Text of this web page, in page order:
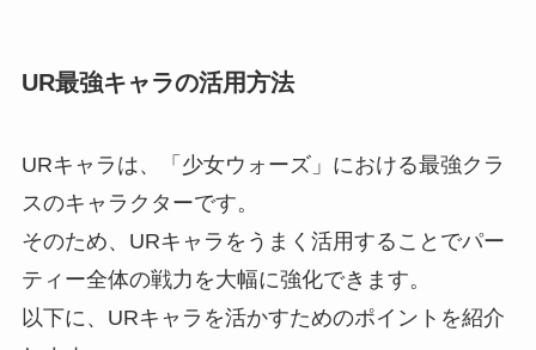
UR最強キャラの活用方法
URキャラは、「少女ウォーズ」における最強クラ
スのキャラクターです。
そのため、URキャラをうまく活用することでパー
ティー全体の戦力を大幅に強化できます。
以下に、URキャラを活かすためのポイントを紹介